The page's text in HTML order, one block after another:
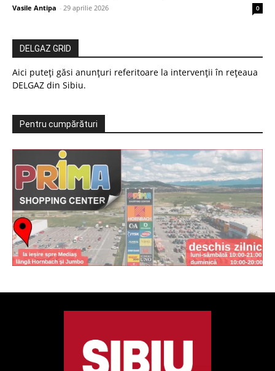
Vasile Antipa - 29 aprilie 2026 0
DELGAZ GRID
Aici puteți găsi anunțuri referitoare la intervenții în rețeaua
DELGAZ din Sibiu.
Pentru cumpărături